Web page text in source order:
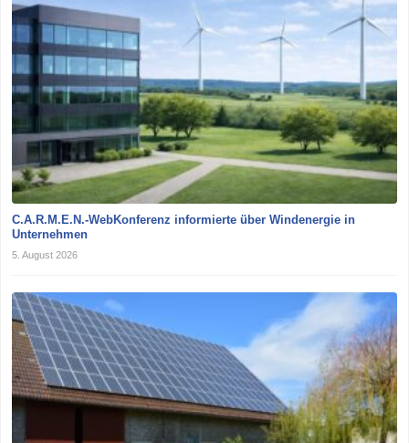
C.A.R.M.E.N.-WebKonferenz informierte über Windenergie in
Unternehmen
5. August 2026